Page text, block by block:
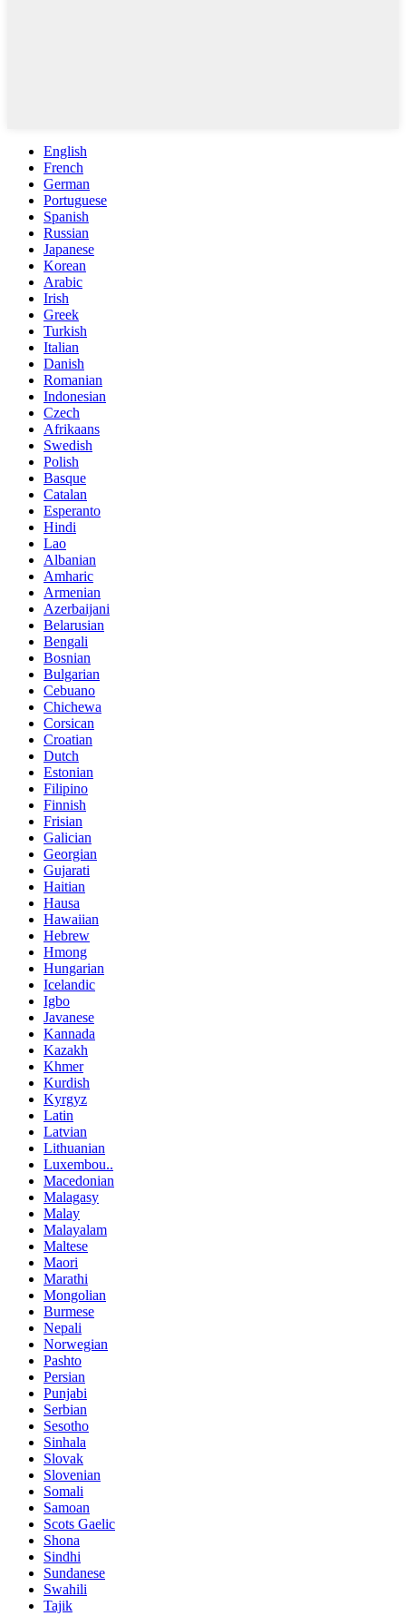
English
French
German
Portuguese
Spanish
Russian
Japanese
Korean
Arabic
Irish
Greek
Turkish
Italian
Danish
Romanian
Indonesian
Czech
Afrikaans
Swedish
Polish
Basque
Catalan
Esperanto
Hindi
Lao
Albanian
Amharic
Armenian
Azerbaijani
Belarusian
Bengali
Bosnian
Bulgarian
Cebuano
Chichewa
Corsican
Croatian
Dutch
Estonian
Filipino
Finnish
Frisian
Galician
Georgian
Gujarati
Haitian
Hausa
Hawaiian
Hebrew
Hmong
Hungarian
Icelandic
Igbo
Javanese
Kannada
Kazakh
Khmer
Kurdish
Kyrgyz
Latin
Latvian
Lithuanian
Luxembou..
Macedonian
Malagasy
Malay
Malayalam
Maltese
Maori
Marathi
Mongolian
Burmese
Nepali
Norwegian
Pashto
Persian
Punjabi
Serbian
Sesotho
Sinhala
Slovak
Slovenian
Somali
Samoan
Scots Gaelic
Shona
Sindhi
Sundanese
Swahili
Tajik